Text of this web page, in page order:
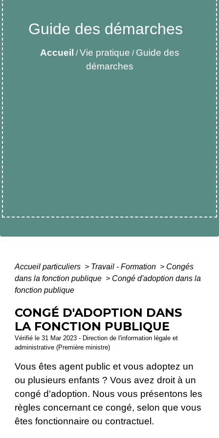
Guide des démarches
Accueil /Vie pratique / Guide des
démarches
Accueil particuliers > Travail - Formation > Congés
dans la fonction publique > Congé d'adoption dans la
fonction publique
CONGÉ D'ADOPTION DANS
LA FONCTION PUBLIQUE
Vérifié le 31 Mar 2023 - Direction de l'information légale et
administrative (Première ministre)
Vous êtes agent public et vous adoptez un
ou plusieurs enfants ? Vous avez droit à un
congé d'adoption. Nous vous présentons les
règles concernant ce congé, selon que vous
êtes fonctionnaire ou contractuel.